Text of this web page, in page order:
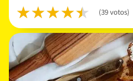
(39 votos)